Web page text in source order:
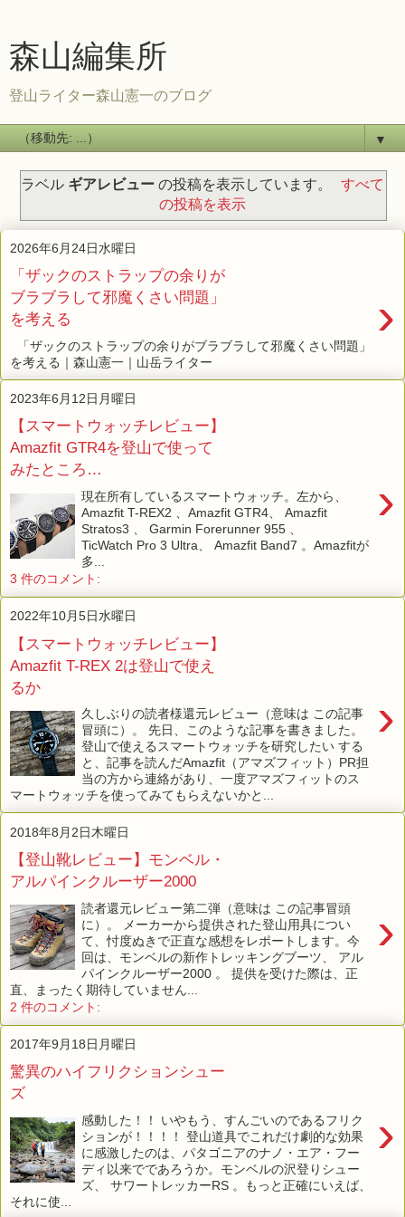
森山編集所
登山ライター森山憲一のブログ
▼
ラベル ギアレビューの投稿を表示しています。
すべて
の投稿を表示
2026年6月24日水曜日
「ザックのストラップの余りが
ブラブラして邪魔くさい問題」
を考える
›
「ザックのストラップの余りがブラブラして邪魔くさい問題」
を考える｜森山憲一｜山岳ライター
2023年6月12日月曜日
【スマートウォッチレビュー】
Amazfit GTR4を登山で使って
みたところ…
›
現在所有しているスマートウォッチ。左から、
Amazfit T-REX2 、Amazfit GTR4、 Amazfit
Stratos3 、 Garmin Forerunner 955 、
TicWatch Pro 3 Ultra、 Amazfit Band7 。Amazfitが
多...
3 件のコメント:
2022年10月5日水曜日
【スマートウォッチレビュー】
Amazfit T-REX 2は登山で使え
るか
›
久しぶりの読者様還元レビュー（意味は この記事
冒頭に）。 先日、このような記事を書きました。
登山で使えるスマートウォッチを研究したい する
と、記事を読んだAmazfit（アマズフィット）PR担
当の方から連絡があり、一度アマズフィットのス
マートウォッチを使ってみてもらえないかと...
2018年8月2日木曜日
【登山靴レビュー】モンベル・
アルパインクルーザー2000
›
読者還元レビュー第二弾（意味は この記事冒頭
に）。 メーカーから提供された登山用具につい
て、忖度ぬきで正直な感想をレポートします。今
回は、モンベルの新作トレッキングブーツ、 アル
パインクルーザー2000 。 提供を受けた際は、正
直、まったく期待していません...
2 件のコメント:
2017年9月18日月曜日
驚異のハイフリクションシュー
ズ
›
感動した！！ いやもう、すんごいのであるフリク
ションが！！！！ 登山道具でこれだけ劇的な効果
に感激したのは、パタゴニアのナノ・エア・フー
ディ以来でであろうか。モンベルの沢登りシュー
ズ、 サワートレッカーRS 。もっと正確にいえば、
それに使...